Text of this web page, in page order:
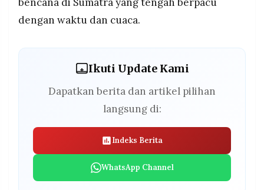
dengan waktu dan cuaca.
Ikuti Update Kami
Dapatkan berita dan artikel pilihan
langsung di:
Indeks Berita
WhatsApp Channel